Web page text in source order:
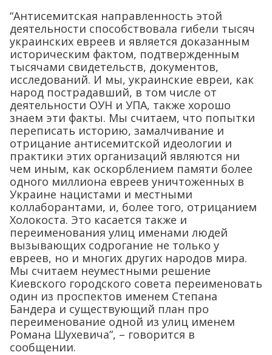
“Антисемитская направленность этой
деятельности способствовала гибели тысяч
украинских евреев и является доказанным
историческим фактом, подтвержденным
тысячами свидетельств, документов,
исследований. И мы, украинские евреи, как
народ пострадавший, в том числе от
деятельности ОУН и УПА, также хорошо
знаем эти факты. Мы считаем, что попытки
переписать историю, замалчивание и
отрицание антисемитской идеологии и
практики этих организаций являются ни
чем иным, как оскорблением памяти более
одного миллиона евреев уничтоженных в
Украине нацистами и местными
коллаборантами, и, более того, отрицанием
Холокоста. Это касается также и
переименования улиц именами людей
вызывающих содрогание не только у
евреев, но и многих других народов мира.
Мы считаем неуместными решение
Киевского городского совета переименовать
один из проспектов именем Степана
Бандера и существующий план про
переименование одной из улиц именем
Романа Шухевича”, – говорится в
сообщении.